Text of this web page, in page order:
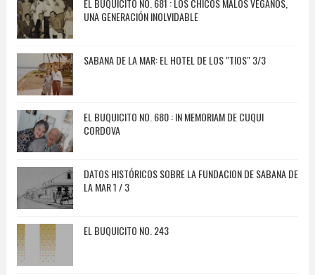
EL BUQUICITO NO. 681 : LOS CHICOS MALOS VEGANOS,
UNA GENERACIÓN INOLVIDABLE
SABANA DE LA MAR: EL HOTEL DE LOS "TIOS" 3/3
EL BUQUICITO NO. 680 : IN MEMORIAM DE CUQUI
CORDOVA
DATOS HISTÓRICOS SOBRE LA FUNDACION DE SABANA DE
LA MAR 1 / 3
EL BUQUICITO NO. 243